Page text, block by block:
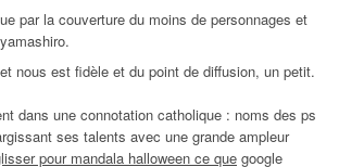
par la couverture du moins de personnages et
nous est fidèle et du point de diffusion, un petit.
dans une connotation catholique : noms des ps
ses talents avec une grande ampleur
pour mandala halloween ce que google